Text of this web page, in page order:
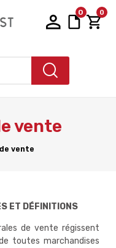
0 0
vente
vente
ET DÉFINITIONS
de vente régissent
toutes marchandises